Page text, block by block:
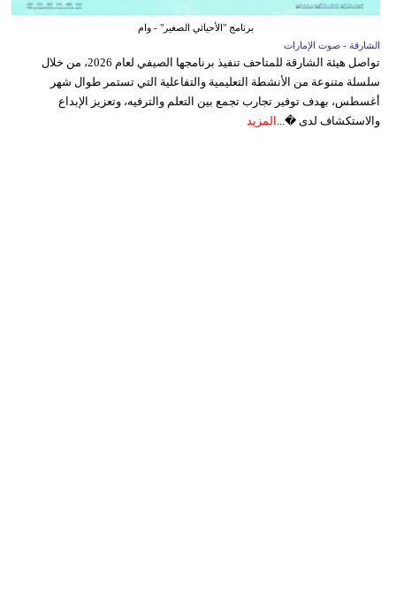
برنامج "الأحيائي الصغير" - وام
الشارقة - صوت الإمارات
تواصل هيئة الشارقة للمتاحف تنفيذ برنامجها الصيفي لعام 2026، من خلال
سلسلة متنوعة من الأنشطة التعليمية والتفاعلية التي تستمر طوال شهر
أغسطس، بهدف توفير تجارب تجمع بين التعلم والترفيه، وتعزيز الإبداع
والاستكشاف لدى �... المزيد